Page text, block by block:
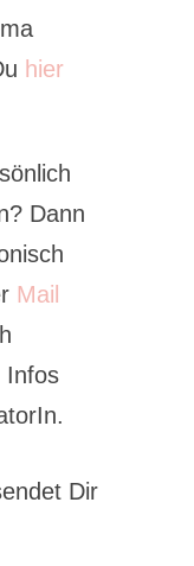
hier
Dann
Mail
Infos
Dir